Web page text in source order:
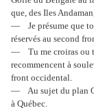
que, des Iles
— Je présume que
réservés au second
— Tu me croiras ou
recommencent à
front occidental.
— Au sujet du plan
à Québec.